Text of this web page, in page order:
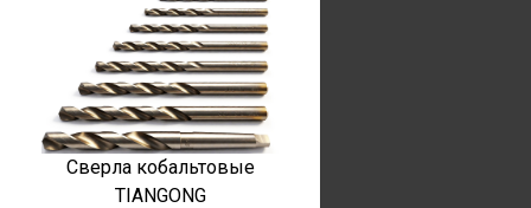
Сверла кобальтовые
TIANGONG